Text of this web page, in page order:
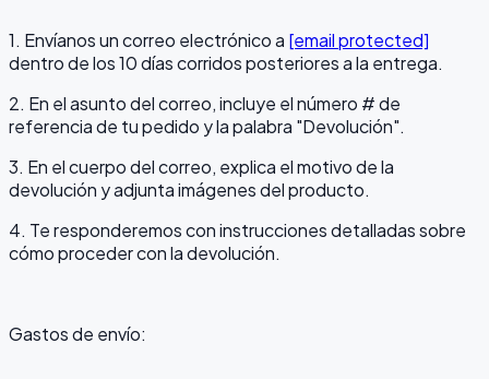
1. Envíanos un correo electrónico a [email protected]
dentro de los 10 días corridos posteriores a la entrega.
2. En el asunto del correo, incluye el número # de
referencia de tu pedido y la palabra "Devolución".
3. En el cuerpo del correo, explica el motivo de la
devolución y adjunta imágenes del producto.
4. Te responderemos con instrucciones detalladas sobre
cómo proceder con la devolución.
Gastos de envío: